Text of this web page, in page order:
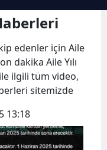
edenler için Aile
dakika Aile Yılı
ilgili tüm video,
sitemizde
13:18